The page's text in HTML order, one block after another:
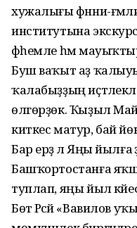
хужалығы фәнни-
институтына
фәһемле һәм
Буш ваҡыт аҙ
ҡалабыҙҙың
өлгөрҙөк. Ҡыҙыл
киткес матур, бай
Бар ерҙә лә Яңы
Башҡортостанға
туп­лап, яңы йыл
Бөтә Рәсәй «Вавилов